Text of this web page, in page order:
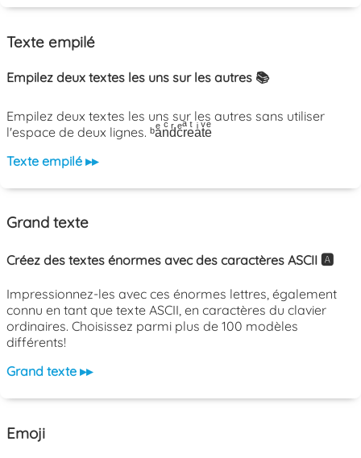
Texte empilé
Empilez deux textes les uns sur les autres 📚
Empilez deux textes les uns sur les autres sans utiliser
l'espace de deux lignes. ᵇaͤnͨdͬcͤrͣeͭaͥtͮeͤ
Texte empilé ▸▸
Grand texte
Créez des textes énormes avec des caractères ASCII 🅰️
Impressionnez-les avec ces énormes lettres, également
connu en tant que texte ASCII, en caractères du clavier
ordinaires. Choisissez parmi plus de 100 modèles
différents!
Grand texte ▸▸
Emoji